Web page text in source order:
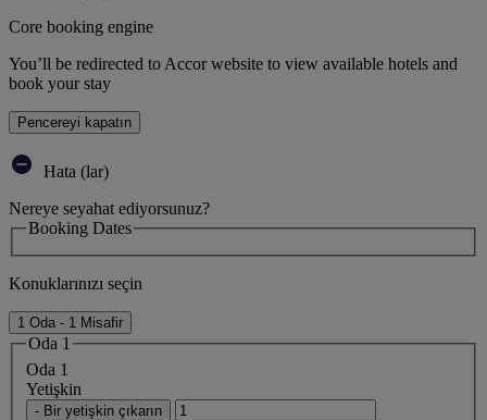
Core booking engine
You’ll be redirected to Accor website to view available hotels and
book your stay
Pencereyi kapatın
Hata (lar)
Nereye seyahat ediyorsunuz?
Booking Dates
Konuklarınızı seçin
1 Oda - 1 Misafir
Oda 1
Oda 1
Yetişkin
- Bir yetişkin çıkarın